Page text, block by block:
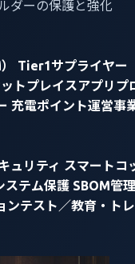
ダーの保護と強化
Tier1サプライヤー
トプレイスアプリプ
充電ポイント運営事
ュリティ スマートコ
ステム保護 SBOM管理
ンテスト／教育・トレ
めています。次
、これまでの技術
束しています。
はありません。そ
インリヒ・ヘルツ
初のUWB信号を 生
から後期にかけて